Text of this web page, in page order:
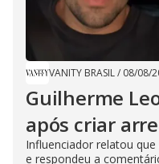
VANITY BRASIL/ 08/08/
Guilherme
após criar
Influenciador relatou
e respondeu a